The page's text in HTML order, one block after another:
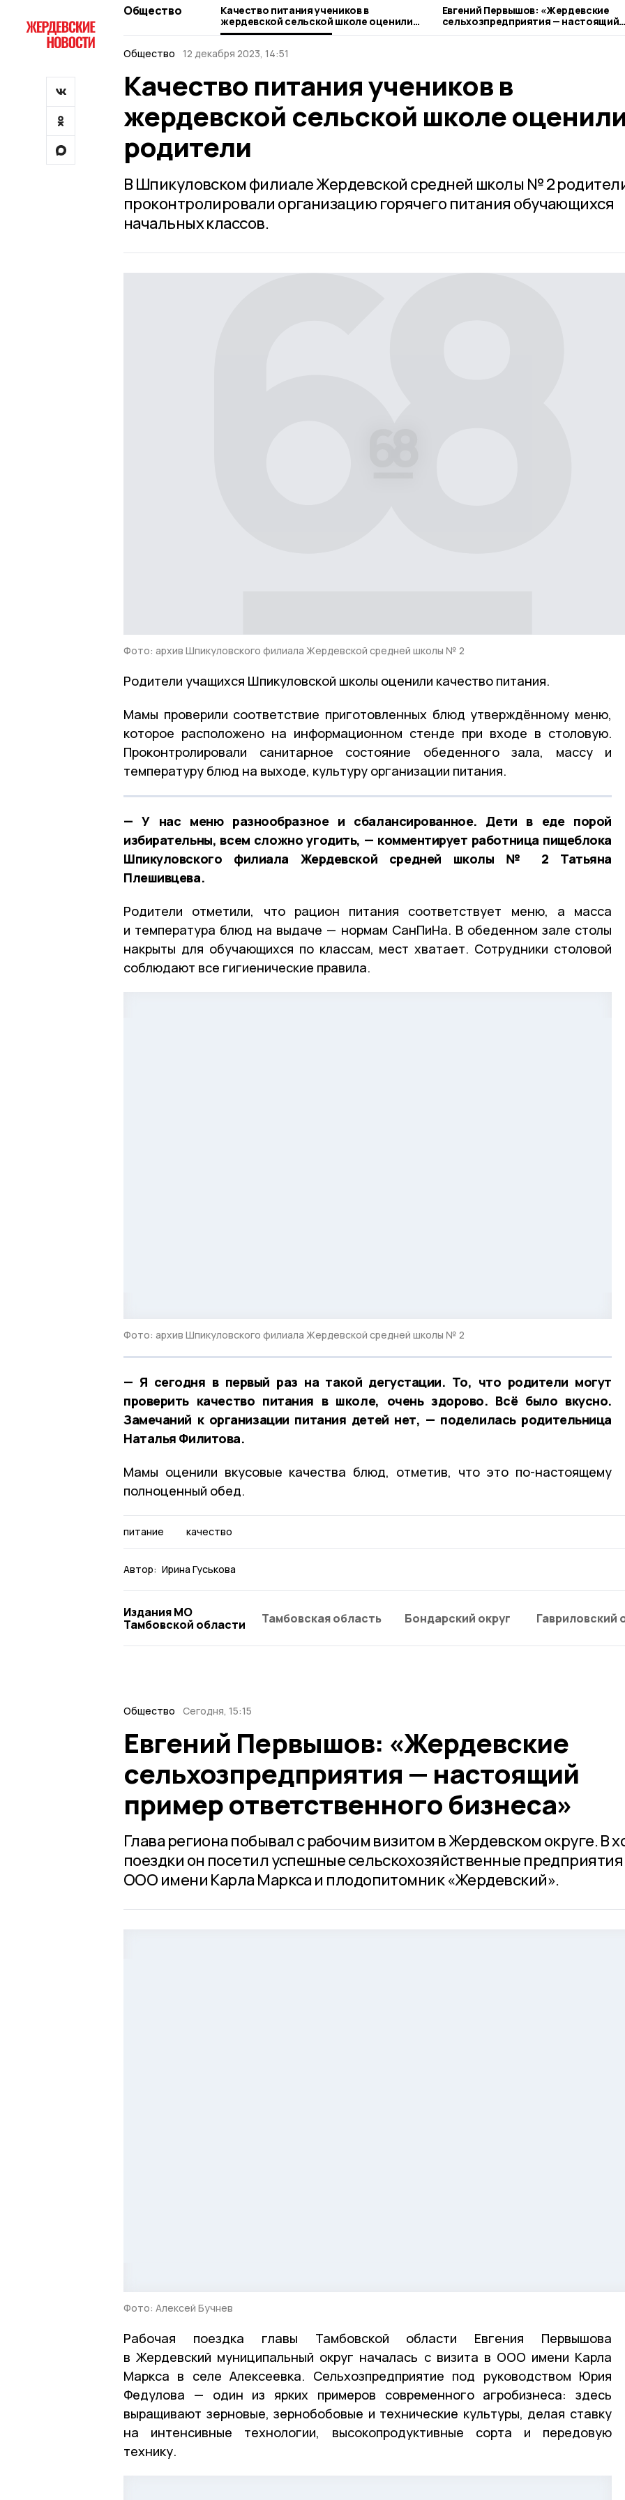
Общество
Качество питания учеников в
жердевской сельской школе оценили
родители
Евгений Первышов: «Жердевские
сельхозпредприятия — настоящий
пример ответственного бизнеса»
Общество 12 декабря 2023, 14:51
Качество питания учеников в
жердевской сельской школе
родители
В Шпикуловском филиале Жердевской средней школы № 2
проконтролировали организацию горячего питания обучающихся
начальных классов.
Фото: архив Шпикуловского филиала Жердевской средней школы № 2
Родители учащихся Шпикуловской школы оценили качество питания.
Мамы проверили соответствие приготовленных блюд утверждённому меню,
которое расположено на информационном стенде при входе в столовую.
Проконтролировали санитарное состояние обеденного зала, массу и
температуру блюд на выходе, культуру организации питания.
— У нас меню разнообразное и сбалансированное. Дети в еде порой
избирательны, всем сложно угодить, — комментирует работница пищеблока
Шпикуловского филиала Жердевской средней школы № 2 Татьяна
Плешивцева.
Родители отметили, что рацион питания соответствует меню, а масса
и температура блюд на выдаче — нормам СанПиНа. В обеденном зале столы
накрыты для обучающихся по классам, мест хватает. Сотрудники столовой
соблюдают все гигиенические правила.
Фото: архив Шпикуловского филиала Жердевской средней школы № 2
— Я сегодня в первый раз на такой дегустации. То, что родители могут
проверить качество питания в школе, очень здорово. Всё было вкусно.
Замечаний к организации питания детей нет, — поделилась родительница
Наталья Филитова.
Мамы оценили вкусовые качества блюд, отметив, что это по-настоящему
полноценный обед.
питание качество
Автор: Ирина Гуськова
Издания МО
Тамбовской области
Тамбовская область Бондарский округ Гавриловский
Общество Сегодня, 15:15
Евгений Первышов: «Жердевские
сельхозпредприятия — настоящий
пример ответственного бизнеса»
Глава региона побывал с рабочим визитом в Жердевском округе. В
поездки он посетил успешные сельскохозяйственные предприятия
ООО имени Карла Маркса и плодопитомник «Жердевский».
Фото: Алексей Бучнев
Рабочая поездка главы Тамбовской области Евгения Первышова
в Жердевский муниципальный округ началась с визита в ООО имени Карла
Маркса в селе Алексеевка. Сельхозпредприятие под руководством Юрия
Федулова — один из ярких примеров современного агробизнеса: здесь
выращивают зерновые, зернобобовые и технические культуры, делая ставку
на интенсивные технологии, высокопродуктивные сорта и передовую
технику.